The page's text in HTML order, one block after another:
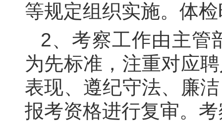
等规定组织实施。体
2、考察工作由主管
为先标准，注重对应
表现、遵纪守法、廉
报考资格进行复审。